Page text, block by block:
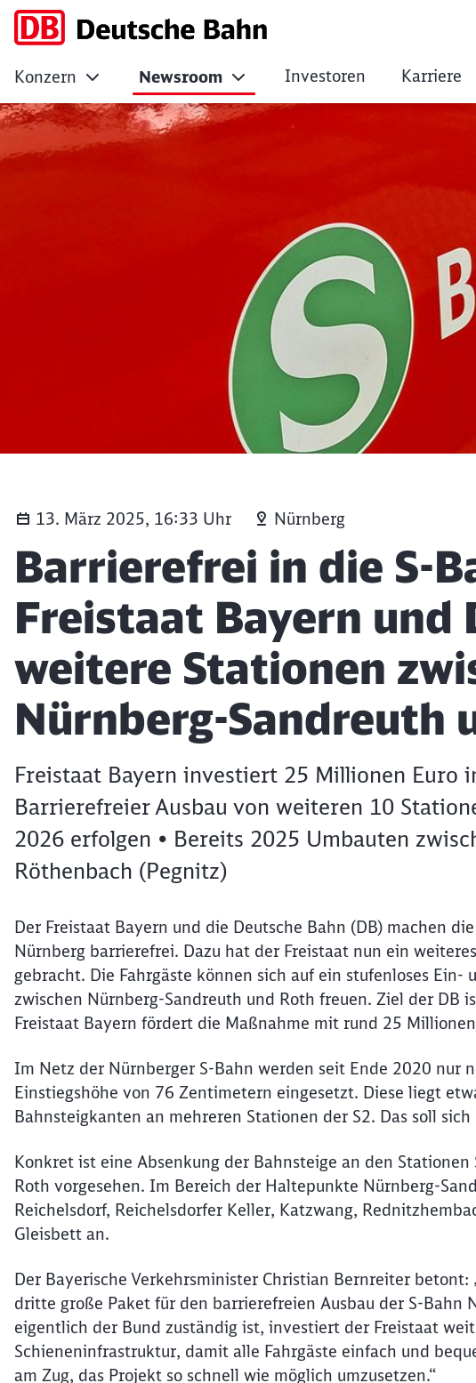
Barrierefrei in die S-
Konzern Newsroom Investoren Karriere
13. März 2025, 16:33 Uhr Nürnberg
Artikel:
Barrierefrei in die S-
Freistaat Bayern und
weitere Stationen
Nürnberg-Sandreuth
Freistaat Bayern investiert 25 Millionen Euro
Barrierefreier Ausbau von weiteren 10
2026 erfolgen • Bereits 2025 Umbauten
Röthenbach (Pegnitz)
Der Freistaat Bayern und die Deutsche Bahn (DB) machen
Nürnberg barrierefrei. Dazu hat der Freistaat nun ein
gebracht. Die Fahrgäste können sich auf ein stufenloses Ein-
zwischen Nürnberg-Sandreuth und Roth freuen. Ziel der DB
Freistaat Bayern fördert die Maßnahme mit rund 25
Im Netz der Nürnberger S-Bahn werden seit Ende 2020 nur
Einstiegshöhe von 76 Zentimetern eingesetzt. Diese liegt
Bahnsteigkanten an mehreren Stationen der S2. Das soll
Konkret ist eine Absenkung der Bahnsteige an den
Roth vorgesehen. Im Bereich der Haltepunkte Nürnberg-
Reichelsdorf, Reichelsdorfer Keller, Katzwang,
Gleisbett an.
Der Bayerische Verkehrsminister Christian Bernreiter
dritte große Paket für den barrierefreien Ausbau der S-Bahn
eigentlich der Bund zuständig ist, investiert der Freistaat
Schieneninfrastruktur, damit alle Fahrgäste einfach und
am Zug, das Projekt so schnell wie möglich umzusetzen.“